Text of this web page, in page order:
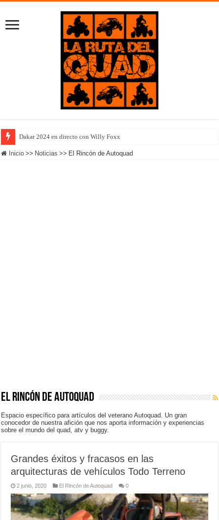
Dakar 2024 en directo con Willy Foxx
Inicio >> Noticias >> El Rincón de Autoquad
El Rincón de Autoquad
Espacio específico para artículos del veterano Autoquad. Un gran
conocedor de nuestra afición que nos aporta información y experiencias
sobre el mundo del quad, atv y buggy.
Grandes éxitos y fracasos en las
arquitecturas de vehículos Todo Terreno
2 junio, 2020 El Rincón de Autoquad 0